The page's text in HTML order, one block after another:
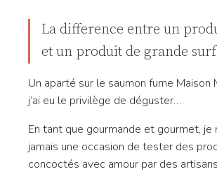
La difference entre un
et un produit de grande
Un aparté sur le saumon fume Maison
j’ai eu le privilège de déguster…
En tant que gourmande et gourmet, je
jamais une occasion de tester des
concoctés avec amour par des